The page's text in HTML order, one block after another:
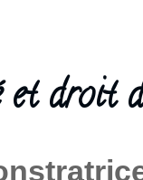
droit